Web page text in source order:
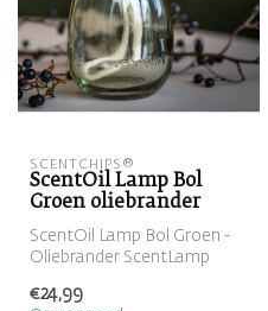
SCENTCHIPS®
ScentOil Lamp Bol
Groen oliebrander
ScentOil Lamp Bol Groen -
Oliebrander ScentLamp
€24,99